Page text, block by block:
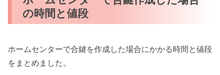
の時間と値段
ホームセンターで合鍵を作成した場合にかかる時間と値段
をまとめました。